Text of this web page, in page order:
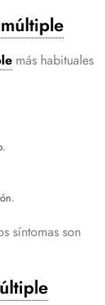
más habituales
síntomas son